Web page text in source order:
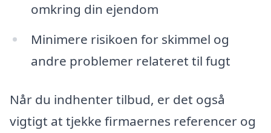
omkring din ejendom
Minimere risikoen for skimmel og
andre problemer relateret til fugt
Når du indhenter tilbud, er det også
vigtigt at tjekke firmaernes referencer og